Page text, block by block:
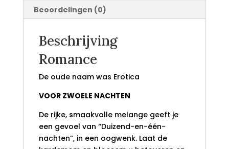
Beoordelingen (0)
Beschrijving
Romance
De oude naam was Erotica
VOOR ZWOELE NACHTEN
De rijke, smaakvolle melange geeft je
een gevoel van “Duizend-en-één-
nachten”, in een oogwenk. Laat de